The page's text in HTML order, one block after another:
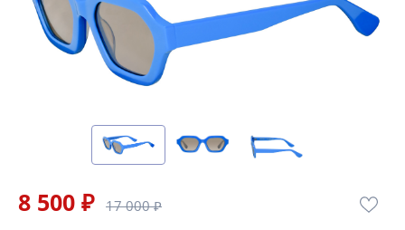
8 500 ₽ 17 000 ₽